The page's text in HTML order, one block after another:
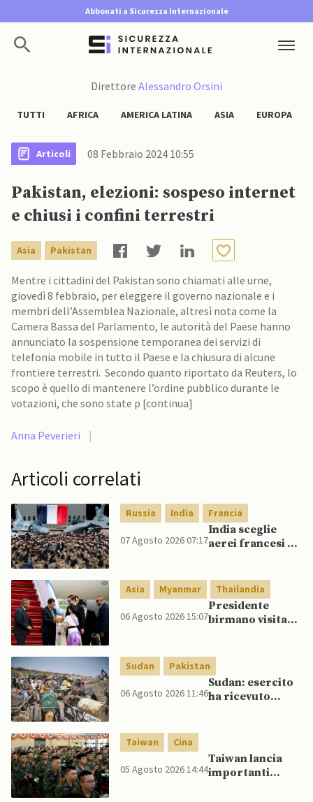
Abbonati a Sicurezza Internazionale
Direttore Alessandro Orsini
TUTTI AFRICA AMERICA LATINA ASIA EUROPA
Articoli 08 Febbraio 2024 10:55
Pakistan, elezioni: sospeso internet
e chiusi i confini terrestri
Asia Pakistan
Mentre i cittadini del Pakistan sono chiamati alle urne,
giovedì 8 febbraio, per eleggere il governo nazionale e i
membri dell’Assemblea Nazionale, altresì nota come la
Camera Bassa del Parlamento, le autorità del Paese hanno
annunciato la sospensione temporanea dei servizi di
telefonia mobile in tutto il Paese e la chiusura di alcune
frontiere terrestri. Secondo quanto riportato da Reuters, lo
scopo è quello di mantenere l’ordine pubblico durante le
votazioni, che sono state p [continua]
Anna Peverieri |
Articoli correlati
Russia India Francia
07 Agosto 2026 07:17
India sceglie
aerei francesi e
nazionale,
rifiutando
offerta di Su-57
da parte di Putin
Asia Myanmar Thailandia
06 Agosto 2026 15:07
Presidente
birmano visita
Myanmar ad
ASEAN
Sudan Pakistan
06 Agosto 2026 11:46
Sudan: esercito
ha ricevuto
Taiwan Cina
05 Agosto 2026 14:44
Taiwan lancia
importanti